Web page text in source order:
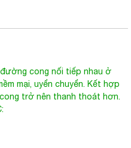
cong nối tiếp nhau ở
mại, uyển chuyển. Kết hợp
trở nên thanh thoát hơn.